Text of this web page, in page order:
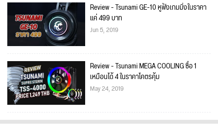
Review - Tsunami GE-10 หูฟังเกมมิ่งในราคา
แค่ 499 บาท
Jun 5, 2019
Review - Tsunami MEGA COOLING ซื้อ 1
เหมือนได้ 4 ในราคาโคตรคุ้ม
May 24, 2019